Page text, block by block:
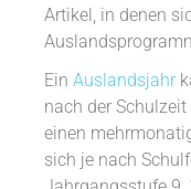
Artikel, in denen
EinAuslandsjahr
nach der
einen
sich je nach